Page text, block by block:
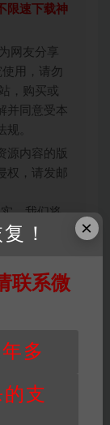
限速下载神
网友分享
用，请勿
，购买或
并同意受本
。
源内容的版
权，请发邮
，我们将
费，用于本
需支出费
，本站概不
！
×
！
联系微
多
支